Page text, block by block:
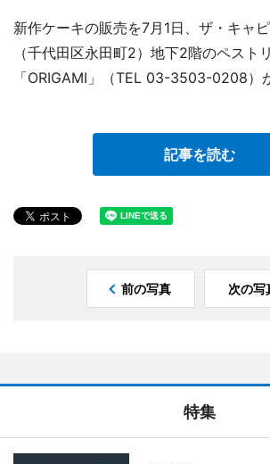
新作ケーキの販売を7月1日、ザ・キャ
（千代田区永田町2）地下2階のペスト
「ORIGAMI」（TEL 03-3503-0208）
記事を読む
前の写真 次の写
特集